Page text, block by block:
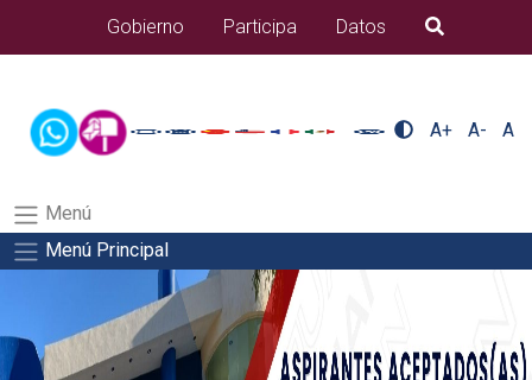
eventos/pdfSalida del comando:
Gobierno Participa Datos B�squeda
A+ A- A
Menú
Menú Principal